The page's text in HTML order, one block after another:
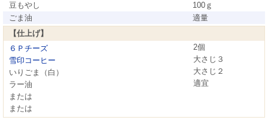
豆もやし
100ｇ
ごま油
適量
【仕上げ】
６Ｐチーズ
2個
雪印コーヒー
大さじ３
いりごま（白）
大さじ２
ラー油
適宜
または
または